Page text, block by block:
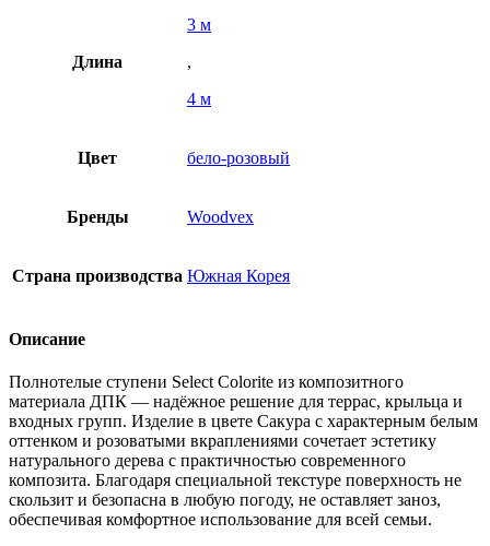
Длина
3 м
,
4 м
Цвет бело-розовый
Бренды Woodvex
Страна производства Южная Корея
Описание
Полнотелые ступени Select Colorite из композитного
материала ДПК — надёжное решение для террас, крыльца и
входных групп. Изделие в цвете Сакура с характерным белым
оттенком и розоватыми вкраплениями сочетает эстетику
натурального дерева с практичностью современного
композита. Благодаря специальной текстуре поверхность не
скользит и безопасна в любую погоду, не оставляет заноз,
обеспечивая комфортное использование для всей семьи.